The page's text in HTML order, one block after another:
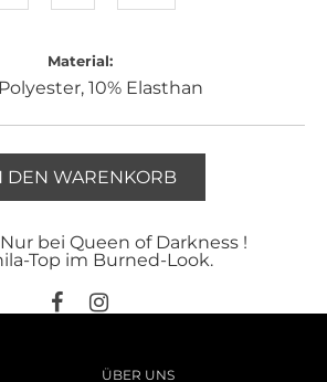
Material:
10% Elasthan
DEN WARENKORB
bei Queen of Darkness !
Top im Burned-Look.
ÜBER UNS